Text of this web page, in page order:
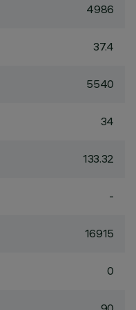
4986
37.4
5540
34
133.32
-
16915
0